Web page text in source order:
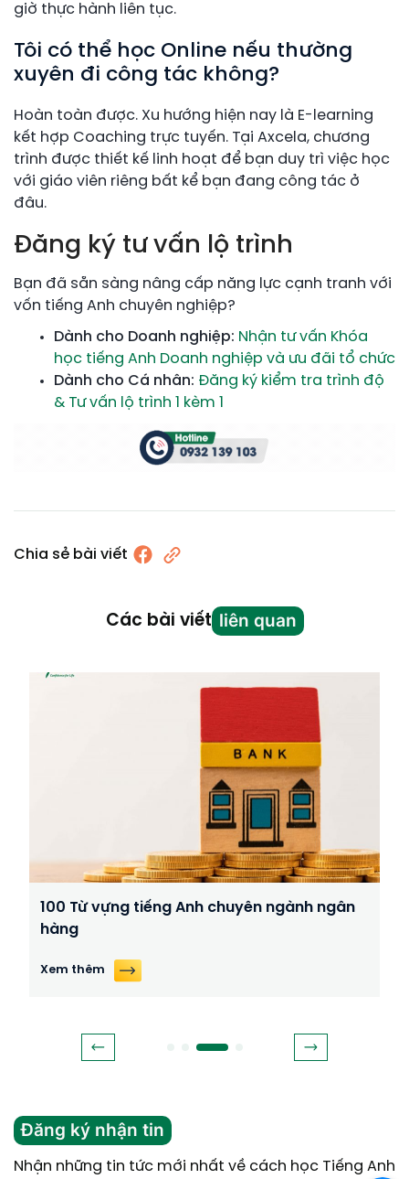
giờ thực hành liên tục.
Tôi có thể học Online nếu thường
xuyên đi công tác không?
Hoàn toàn được. Xu hướng hiện nay là E-learning
kết hợp Coaching trực tuyến. Tại Axcela, chương
trình được thiết kế linh hoạt để bạn duy trì việc học
với giáo viên riêng bất kể bạn đang công tác ở
đâu.
Đăng ký tư vấn lộ trình
Bạn đã sẵn sàng nâng cấp năng lực cạnh tranh với
vốn tiếng Anh chuyên nghiệp?
Dành cho Doanh nghiệp: Nhận tư vấn Khóa
học tiếng Anh Doanh nghiệp và ưu đãi tổ chức
Dành cho Cá nhân: Đăng ký kiểm tra trình độ
& Tư vấn lộ trình 1 kèm 1
Chia sẻ bài viết
Các bài viết liên quan
100 Từ vựng tiếng Anh chuyên ngành ngân
hàng
Xem thêm
Đăng ký nhận tin
Nhận những tin tức mới nhất về cách học Tiếng Anh